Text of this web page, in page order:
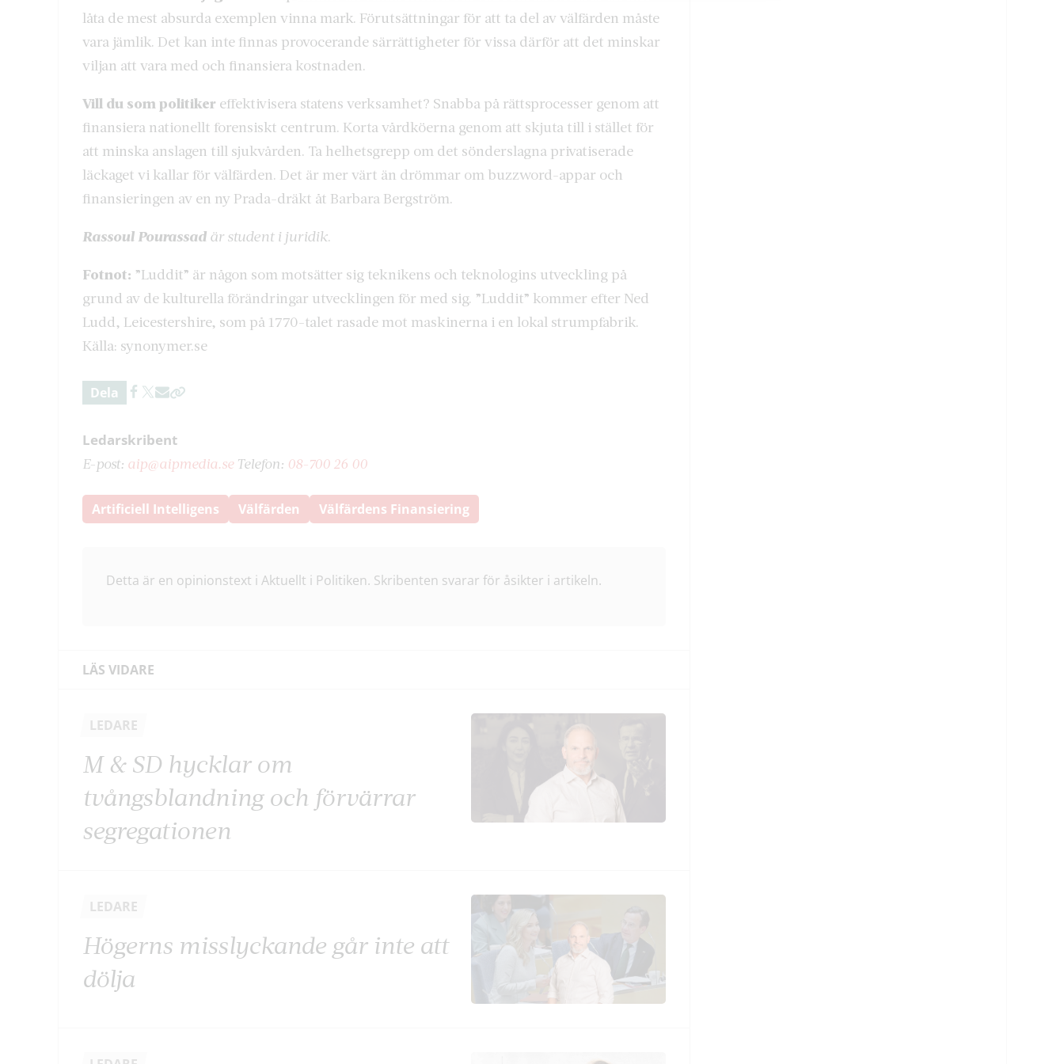
låta de mest absurda exemplen vinna mark. Förutsättningar för att ta del av välfärden måste
vara jämlik. Det kan inte finnas provocerande särrättigheter för vissa därför att det minskar
viljan att vara med och finansiera kostnaden.
Vill du som politiker effektivisera statens verksamhet? Snabba på rättsprocesser genom att
finansiera nationellt forensiskt centrum. Korta vårdköerna genom att skjuta till i stället för
att minska anslagen till sjukvården. Ta helhetsgrepp om det sönderslagna privatiserade
läckaget vi kallar för välfärden. Det är mer värt än drömmar om buzzword-appar och
finansieringen av en ny Prada-dräkt åt Barbara Bergström.
Rassoul Pourassad är student i juridik.
Fotnot: ”Luddit” är någon som motsätter sig teknikens och teknologins utveckling på
grund av de kulturella förändringar utvecklingen för med sig. ”Luddit” kommer efter Ned
Ludd, Leicestershire, som på 1770-talet rasade mot maskinerna i en lokal strumpfabrik.
Källa: synonymer.se
Dela
Ledarskribent
E-post: aip@aipmedia.seTelefon: 08-700 26 00
Artificiell Intelligens Välfärden Välfärdens Finansiering
Detta är en opinionstext i Aktuellt i Politiken. Skribenten svarar för åsikter i artikeln.
LÄS VIDARE
LEDARE
M & SD hycklar om
tvångsblandning och förvärrar
segregationen
LEDARE
Högerns misslyckande går inte att
dölja